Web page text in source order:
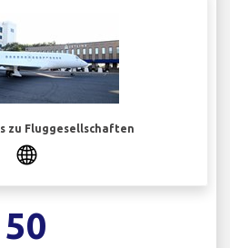
zu Fluggesellschaften
50